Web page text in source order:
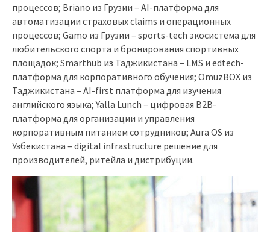
процессов; Briano из Грузии – AI-платформа для
автоматизации страховых claims и операционных
процессов; Gamo из Грузии – sports-tech экосистема для
любительского спорта и бронирования спортивных
площадок; Smarthub из Таджикистана – LMS и edtech-
платформа для корпоративного обучения; OmuzBOX из
Таджикистана – AI-first платформа для изучения
английского языка; Yalla Lunch – цифровая B2B-
платформа для организации и управления
корпоративным питанием сотрудников; Aura OS из
Узбекистана – digital infrastructure решение для
производителей, ритейла и дистрибуции.